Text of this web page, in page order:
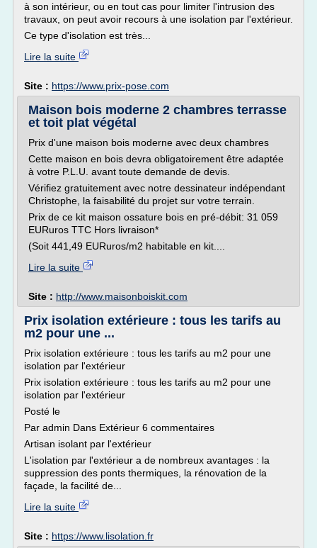
à son intérieur, ou en tout cas pour limiter l'intrusion des
travaux, on peut avoir recours à une isolation par l'extérieur.
Ce type d'isolation est très...
Lire la suite
Site : https://www.prix-pose.com
Maison bois moderne 2 chambres terrasse
et toit plat végétal
Prix d'une maison bois moderne avec deux chambres
Cette maison en bois devra obligatoirement être adaptée
à votre P.L.U. avant toute demande de devis.
Vérifiez gratuitement avec notre dessinateur indépendant
Christophe, la faisabilité du projet sur votre terrain.
Prix de ce kit maison ossature bois en pré-débit: 31 059
EURuros TTC Hors livraison*
(Soit 441,49 EURuros/m2 habitable en kit....
Lire la suite
Site : http://www.maisonboiskit.com
Prix isolation extérieure : tous les tarifs au
m2 pour une ...
Prix isolation extérieure : tous les tarifs au m2 pour une
isolation par l'extérieur
Prix isolation extérieure : tous les tarifs au m2 pour une
isolation par l'extérieur
Posté le
Par admin Dans Extérieur 6 commentaires
Artisan isolant par l'extérieur
L'isolation par l'extérieur a de nombreux avantages : la
suppression des ponts thermiques, la rénovation de la
façade, la facilité de...
Lire la suite
Site : https://www.lisolation.fr